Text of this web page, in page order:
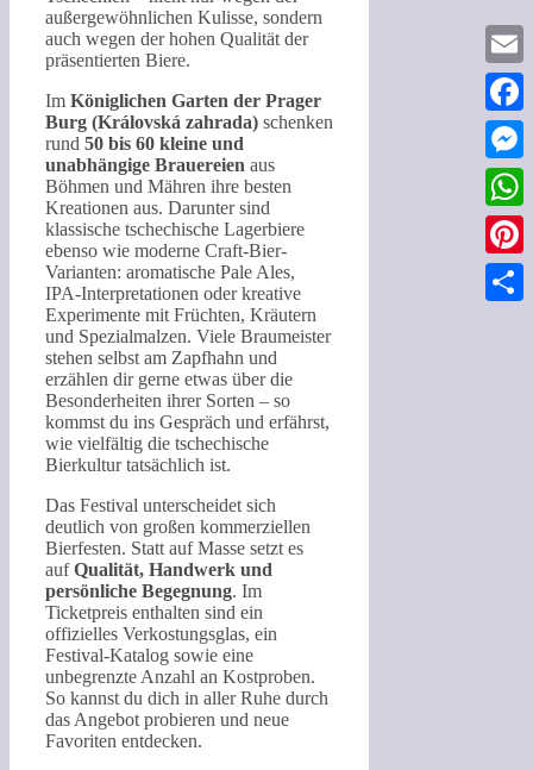
außergewöhnlichen Kulisse, sondern
auch wegen der hohen Qualität der
präsentierten Biere.
Im Königlichen Garten der Prager
Burg (Královská zahrada) schenken
rund 50 bis 60 kleine und
unabhängige Brauereien aus
Böhmen und Mähren ihre besten
Kreationen aus. Darunter sind
klassische tschechische Lagerbiere
ebenso wie moderne Craft-Bier-
Varianten: aromatische Pale Ales,
IPA-Interpretationen oder kreative
Experimente mit Früchten, Kräutern
und Spezialmalzen. Viele Braumeister
stehen selbst am Zapfhahn und
erzählen dir gerne etwas über die
Besonderheiten ihrer Sorten – so
kommst du ins Gespräch und erfährst,
wie vielfältig die tschechische
Bierkultur tatsächlich ist.
Das Festival unterscheidet sich
deutlich von großen kommerziellen
Bierfesten. Statt auf Masse setzt es
aufQualität, Handwerk und
persönliche Begegnung. Im
Ticketpreis enthalten sind ein
offizielles Verkostungsglas, ein
Festival-Katalog sowie eine
unbegrenzte Anzahl an Kostproben.
So kannst du dich in aller Ruhe durch
das Angebot probieren und neue
Favoriten entdecken.
Email